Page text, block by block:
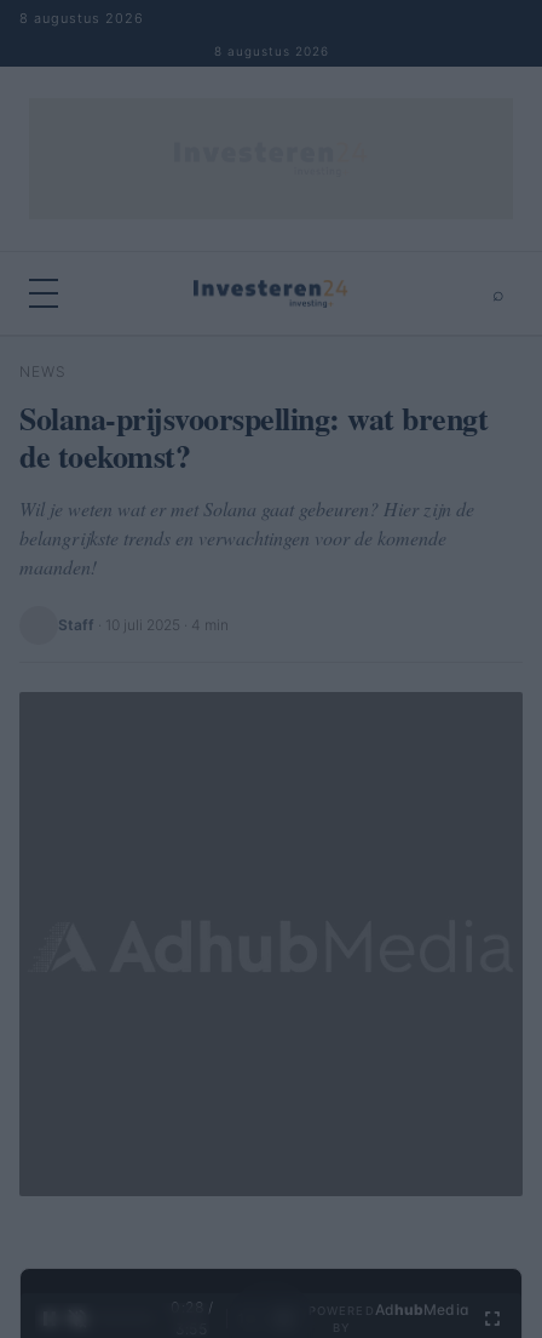
Naar inhoud springen
8 augustus 2026
8 augustus 2026
⌕
Zoeken
NEWS
Solana-prijsvoorspelling: wat brengt
de toekomst?
Wil je weten wat er met Solana gaat gebeuren? Hier zijn de
belangrijkste trends en verwachtingen voor de komende
maanden!
Staff 10 juli 2025 · 4 min
0:29 /
Ad hubMedia